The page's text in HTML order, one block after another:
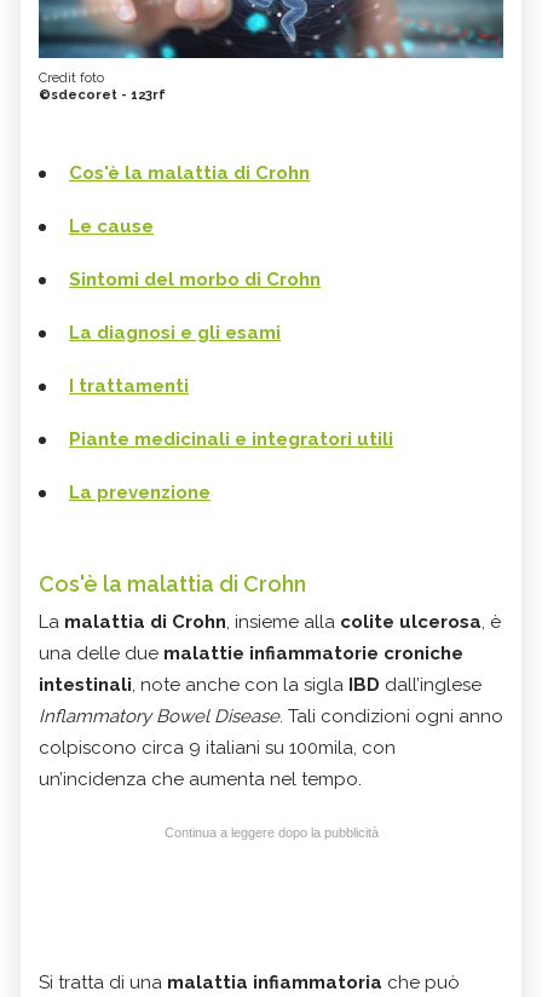
Credit foto
©sdecoret - 123rf
Cos'è la malattia di Crohn
Le cause
Sintomi del morbo di Crohn
La diagnosi e gli esami
I trattamenti
Piante medicinali e integratori utili
La prevenzione
Cos'è la malattia di Crohn
La malattia di Crohn , insieme alla colite ulcerosa , è
una delle due malattie infiammatorie croniche
intestinali , note anche con la sigla IBD dall’inglese
Inflammatory Bowel Disease. Tali condizioni ogni anno
colpiscono circa 9 italiani su 100mila, con
un’incidenza che aumenta nel tempo.
Continua a leggere dopo la pubblicità
Si tratta di una malattia infiammatoria che può